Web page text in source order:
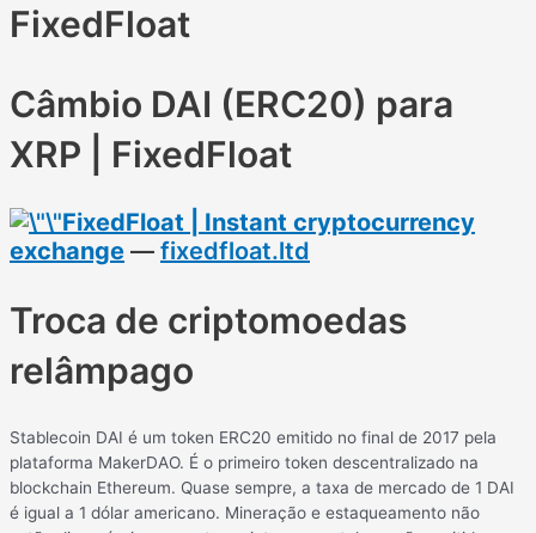
FixedFloat
Câmbio DAI (ERC20) para
XRP | FixedFloat
FixedFloat | Instant cryptocurrency
exchange — fixedfloat.ltd
Troca de criptomoedas
relâmpago
Stablecoin DAI é um token ERC20 emitido no final de 2017 pela
plataforma MakerDAO. É o primeiro token descentralizado na
blockchain Ethereum. Quase sempre, a taxa de mercado de 1 DAI
é igual a 1 dólar americano. Mineração e estaqueamento não